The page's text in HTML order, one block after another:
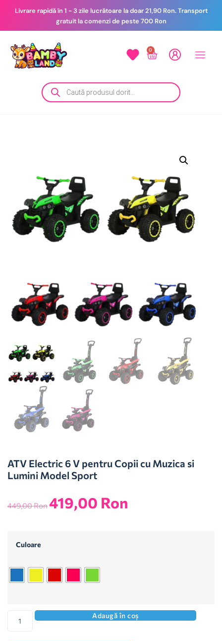
Livrare rapidă în 1 - 3 zile lucrătoare la doar 21,90 Ron. Transport
gratuit la comenzi de peste 700 Ron
0
ATV Electric 6 V pentru Copii cu Muzica si
Lumini Model Sport
449,00Ron419,00 Ron
Culoare
Adaugă în coș